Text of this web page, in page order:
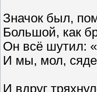
Значок был,
Большой, как
Он всё шутил:
И мы, мол,
И вдруг